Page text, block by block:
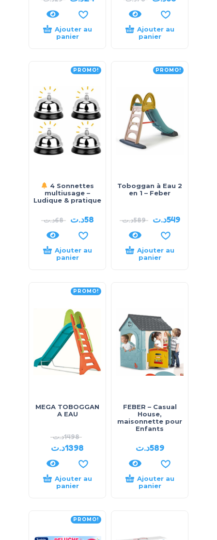
Ajouter au
panier
Ajouter au
panier
PROMO!
4 Sonnettes
multiusage –
Ludique & pratique
68د.ت 58د.ت
Ajouter au
panier
PROMO!
Toboggan à Eau 2
en 1 – Feber
589د.ت 549د.ت
Ajouter au
panier
PROMO!
MEGA TOBOGGAN
A EAU
1498د.ت
1398د.ت
Ajouter au
panier
FEBER – Casual
House,
maisonnette pour
Enfants
589د.ت
Ajouter au
panier
PROMO!